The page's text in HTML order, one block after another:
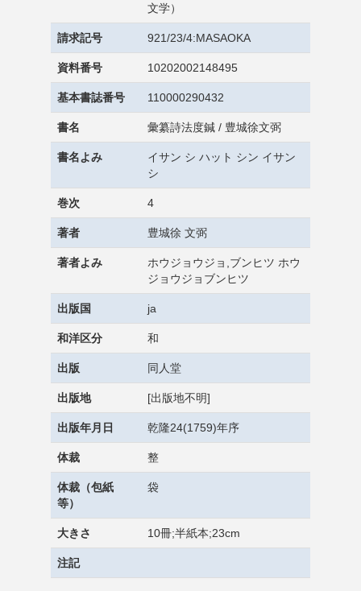
文学）
請求記号 921/23/4:MASAOKA
資料番号 10202002148495
基本書誌番号 110000290432
書名 彙纂詩法度鍼 / 豊城徐文弼
書名よみ
イサン シ ハット シン イサン
シ
巻次 4
著者 豊城徐 文弼
著者よみ
ホウジョウジョ,ブンヒツ ホウ
ジョウジョブンヒツ
出版国 ja
和洋区分 和
出版 同人堂
出版地 [出版地不明]
出版年月日 乾隆24(1759)年序
体裁 整
体裁（包紙
等）
袋
大きさ 10冊;半紙本;23cm
注記